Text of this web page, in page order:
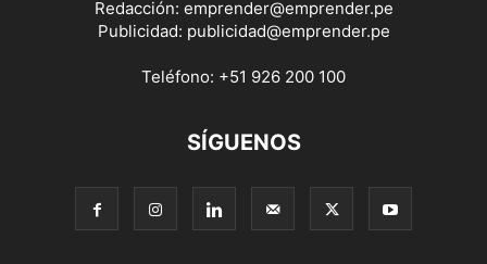
Redacción: emprender@emprender.pe
Publicidad: publicidad@emprender.pe
Teléfono: +51 926 200 100
SÍGUENOS